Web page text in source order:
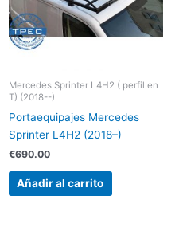
Mercedes Sprinter L4H2 ( perfil en
T) (2018--)
Portaequipajes Mercedes
Sprinter L4H2 (2018–)
€690.00
Añadir al carrito